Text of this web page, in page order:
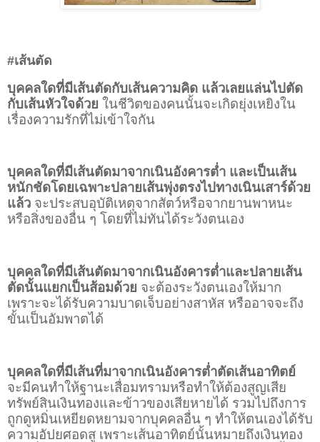
#เส้นตัด
บุคคลใดที่มีเส้นตัดกับเส้นความคิด แล้วเลยแล่นไปตัด
กับเส้นหัวใจด้วย ในชีวิตของคนนั้นจะเกิดยุ่งเหยิงใน
เรื่องความรักที่ไม่เข้าใจกัน
บุคคลใดที่มีเส้นตัดมาจากเนินอังคารต่ำ และเป็นเส้น
หนักชัดโดยเฉพาะปลายเส้นพุ่งตรงไปทางเนินเสาร์ด้วย
แล้ว จะประสบอุบัติเหตุจากสัตว์หรือจากยานพาหนะ
หรือสิ่งของอื่น ๆ โดยที่ไม่ทันได้ระวังตนเอง
บุคคลใดที่มีเส้นตัดมาจากเนินอังคารต่ำและปลายเส้น
ตัดนั้นแยกเป็นส้อมด้วย จะต้องระวังตนเองให้มาก
เพราะจะได้รับความบาดเจ็บอย่างสาหัส หรืออาจจะถึง
ขั้นเป็นอัมพาตได้
บุคคลใดที่มีเส้นที่มาจากเนินอังคารต่ำตัดเส้นอาทิตย์
จะมีคนทำให้ฐานะเสื่อมทรามหรือทำให้ต้องสูญเสีย
ทรัพย์สินเงินทองและข้าวของเสียหายได้ รวมไปถึงการ
ถูกดูหมิ่นเหยียดหยามจากบุคคลอื่น ๆ ทำให้ตนเองได้รับ
ความอัปยศอดสู เพราะเส้นอาทิตย์นั้นหมายถึงเงินทอง